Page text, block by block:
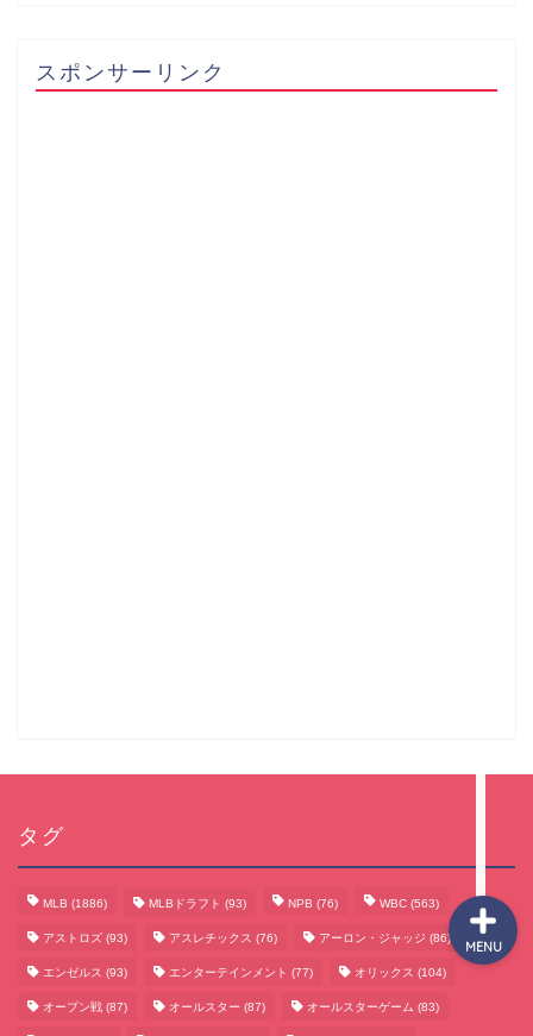
スポンサーリンク
タグ
MLB (1886) MLBドラフト (93) NPB (76) WBC (563)
アストロズ (93) アスレチックス (76) アーロン・ジャッジ (86)
エンゼルス (93) エンターテインメント (77) オリックス (104)
オープン戦 (87) オールスター (87) オールスターゲーム (83)
MENU